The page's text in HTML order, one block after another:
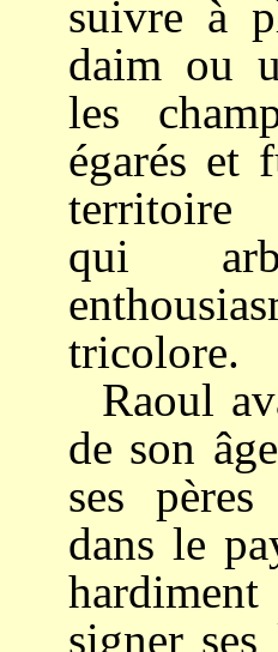
suivre à
daim ou
les
égarés et
territoire
qui
tricolore.
Raoul
de son
ses
dans le
signer